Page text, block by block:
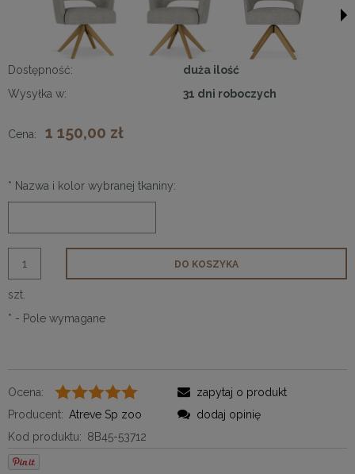
Dostępność:
duża ilość
Wysyłka w:
31 dni roboczych
Cena: 1 150,00 zł
* Nazwa i kolor wybranej tkaniny:
szt.
DO KOSZYKA
* - Pole wymagane
Ocena:
Producent: Atreve Sp zoo
Kod produktu: 8B45-53712
zapytaj o produkt
dodaj opinię